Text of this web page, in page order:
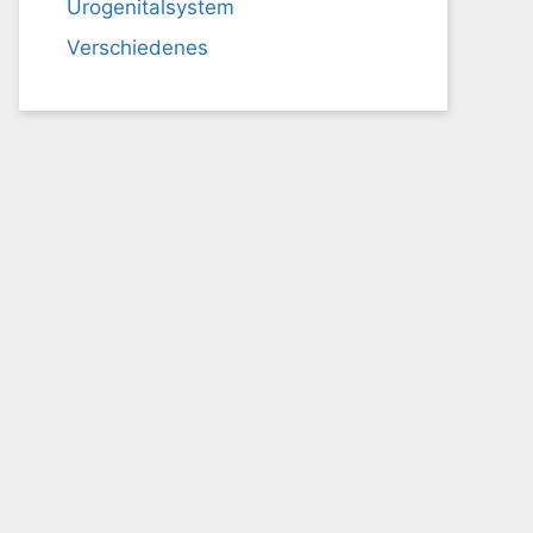
Urogenitalsystem
Verschiedenes